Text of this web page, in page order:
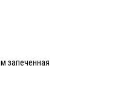
запеченная